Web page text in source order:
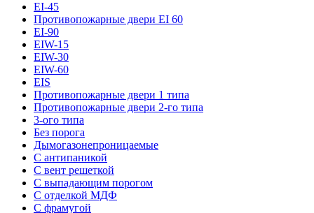
EI-45
Противопожарные двери EI 60
EI-90
EIW-15
EIW-30
EIW-60
EIS
Противопожарные двери 1 типа
Противопожарные двери 2-го типа
3-ого типа
Без порога
Дымогазонепроницаемые
С антипаникой
С вент решеткой
С выпадающим порогом
С отделкой МДФ
С фрамугой